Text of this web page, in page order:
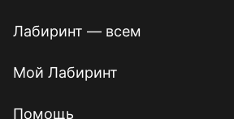
Лабиринт — всем
Мой Лабиринт
Помощь